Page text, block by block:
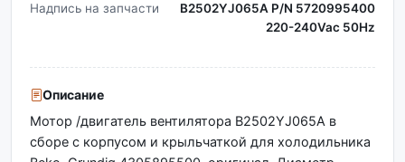
Надпись на запчасти
B2502YJ065A P/N 5720995400
220-240Vac 50Hz
Описание
Мотор /двигатель вентилятора B2502YJ065A в
сборе с корпусом и крыльчаткой для холодильника